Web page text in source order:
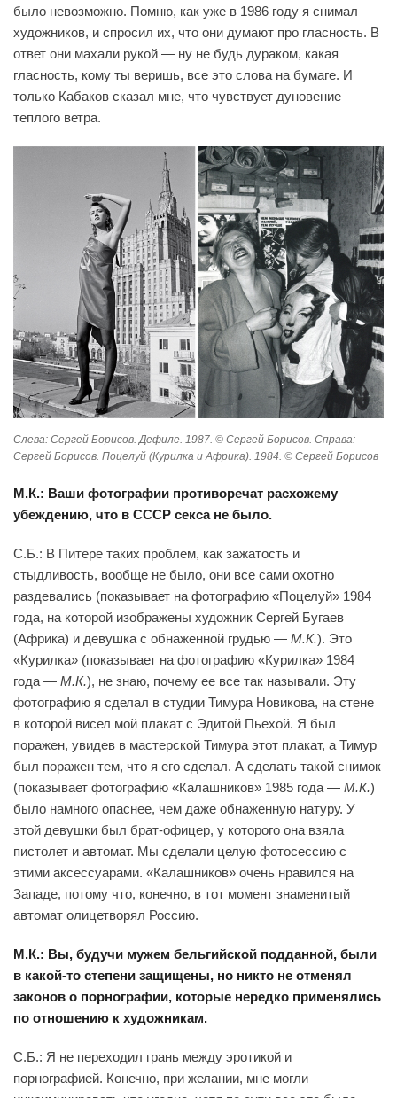
было невозможно. Помню, как уже в 1986 году я снимал
художников, и спросил их, что они думают про гласность. В
ответ они махали рукой — ну не будь дураком, какая
гласность, кому ты веришь, все это слова на бумаге. И
только Кабаков сказал мне, что чувствует дуновение
теплого ветра.
Слева: Сергей Борисов. Дефиле. 1987. © Сергей Борисов. Справа:
Сергей Борисов. Поцелуй (Курилка и Африка). 1984. © Сергей Борисов
М.К.: Ваши фотографии противоречат расхожему
убеждению, что в СССР секса не было.
С.Б.: В Питере таких проблем, как зажатость и
стыдливость, вообще не было, они все сами охотно
раздевались (показывает на фотографию «Поцелуй» 1984
года, на которой изображены художник Сергей Бугаев
(Африка) и девушка с обнаженной грудью — М.К.). Это
«Курилка» (показывает на фотографию «Курилка» 1984
года — М.К.), не знаю, почему ее все так называли. Эту
фотографию я сделал в студии Тимура Новикова, на стене
в которой висел мой плакат с Эдитой Пьехой. Я был
поражен, увидев в мастерской Тимура этот плакат, а Тимур
был поражен тем, что я его сделал. А сделать такой снимок
(показывает фотографию «Калашников» 1985 года — М.К.)
было намного опаснее, чем даже обнаженную натуру. У
этой девушки был брат-офицер, у которого она взяла
пистолет и автомат. Мы сделали целую фотосессию с
этими аксессуарами. «Калашников» очень нравился на
Западе, потому что, конечно, в тот момент знаменитый
автомат олицетворял Россию.
М.К.: Вы, будучи мужем бельгийской подданной, были
в какой-то степени защищены, но никто не отменял
законов о порнографии, которые нередко применялись
по отношению к художникам.
С.Б.: Я не переходил грань между эротикой и
порнографией. Конечно, при желании, мне могли